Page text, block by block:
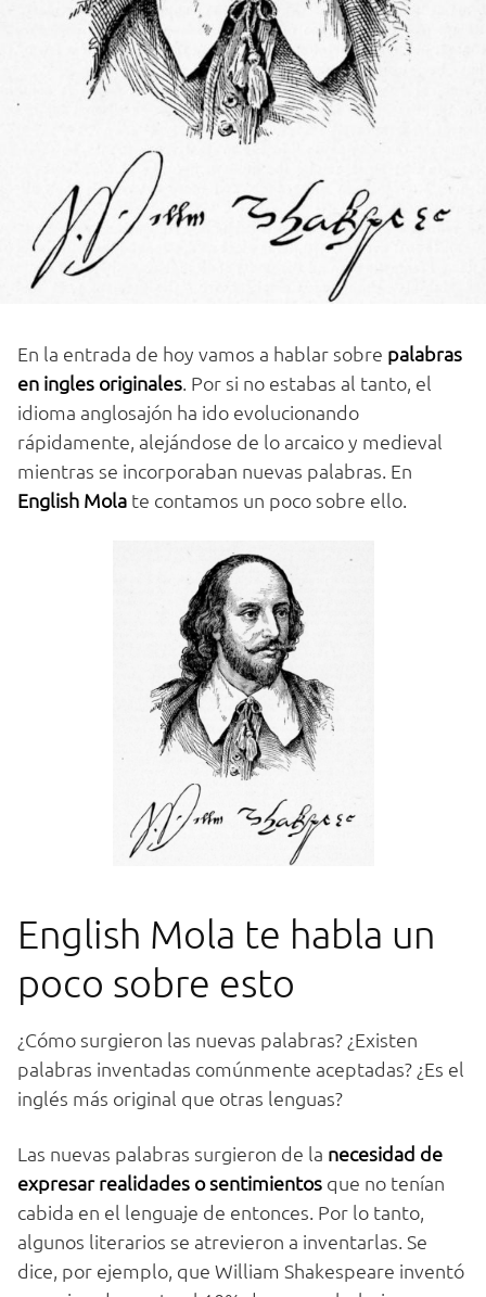
En la entrada de hoy vamos a hablar sobre palabras
en ingles originales. Por si no estabas al tanto, el
idioma anglosajón ha ido evolucionando
rápidamente, alejándose de lo arcaico y medieval
mientras se incorporaban nuevas palabras. En
English Mola te contamos un poco sobre ello.
English Mola te habla un
poco sobre esto
¿Cómo surgieron las nuevas palabras? ¿Existen
palabras inventadas comúnmente aceptadas? ¿Es el
inglés más original que otras lenguas?
Las nuevas palabras surgieron de la necesidad de
expresar realidades o sentimientos que no tenían
cabida en el lenguaje de entonces. Por lo tanto,
algunos literarios se atrevieron a inventarlas. Se
dice, por ejemplo, que William Shakespeare inventó